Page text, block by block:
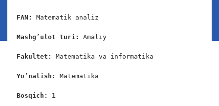
FAN: Matematik analiz
Mashg’ulot turi: Amaliy
Fakultet: Matematika va informatika
Yo’nalish: Matematika
Bosqich: 1